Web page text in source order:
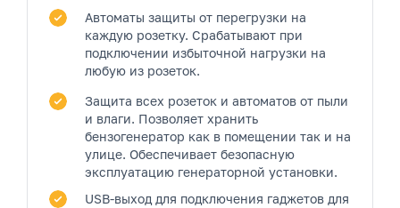
Автоматы защиты от перегрузки на
каждую розетку. Срабатывают при
подключении избыточной нагрузки на
любую из розеток.
Защита всех розеток и автоматов от пыли
и влаги. Позволяет хранить
бензогенератор как в помещении так и на
улице. Обеспечивает безопасную
эксплуатацию генераторной установки.
USB-выход для подключения гаджетов для